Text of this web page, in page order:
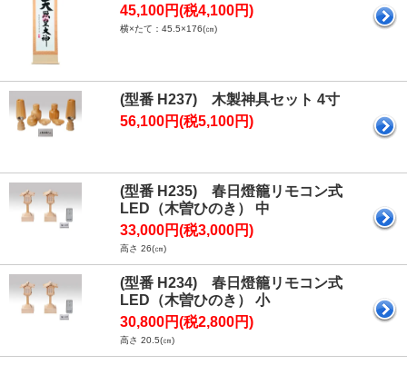
45,100円(税4,100円)
横×たて：45.5×176(㎝)
(型番 H237) 木製神具セット 4寸
56,100円(税5,100円)
(型番 H235) 春日燈籠リモコン式
LED（木曽ひのき） 中
33,000円(税3,000円)
高さ 26(㎝)
(型番 H234) 春日燈籠リモコン式
LED（木曽ひのき） 小
30,800円(税2,800円)
高さ 20.5(㎝)